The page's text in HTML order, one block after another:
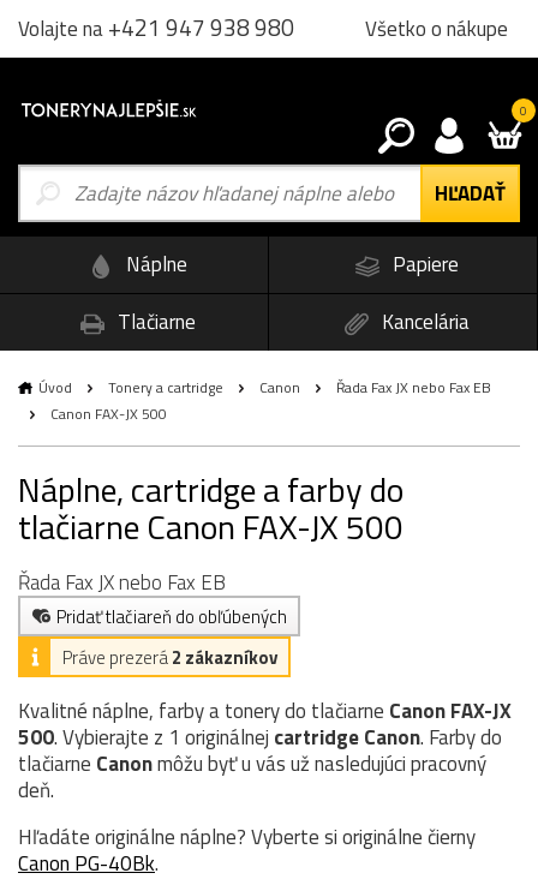
Volajte na+421 947 938 980 Všetko o nákupe
0
Náplne
Papiere
Tlačiarne
Kancelária
Úvod Tonery a cartridge Canon
Řada Fax JX nebo Fax EB
Canon FAX-JX 500
Náplne, cartridge a farby do
tlačiarne Canon FAX-JX 500
Řada Fax JX nebo Fax EB
Pridať tlačiareň do obľúbených
Práve prezerá2 zákazníkov
Kvalitné náplne, farby a tonery do tlačiarne Canon FAX-JX
500. Vybierajte z 1 originálnej cartridgeCanon. Farby do
tlačiarne Canonmôžu byť u vás už nasledujúci pracovný
deň.
Hľadáte originálne náplne? Vyberte si originálne čierny
Canon PG-40Bk.